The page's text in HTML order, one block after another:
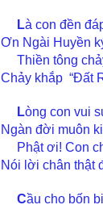
Là con đền
Ơn Ngài Huyền
Thiền tông
Chảy khắp “Đất
Lòng con vui
Ngàn đời muôn
Phật ơi! Con
Nói lời chân thật
Cầu cho bốn